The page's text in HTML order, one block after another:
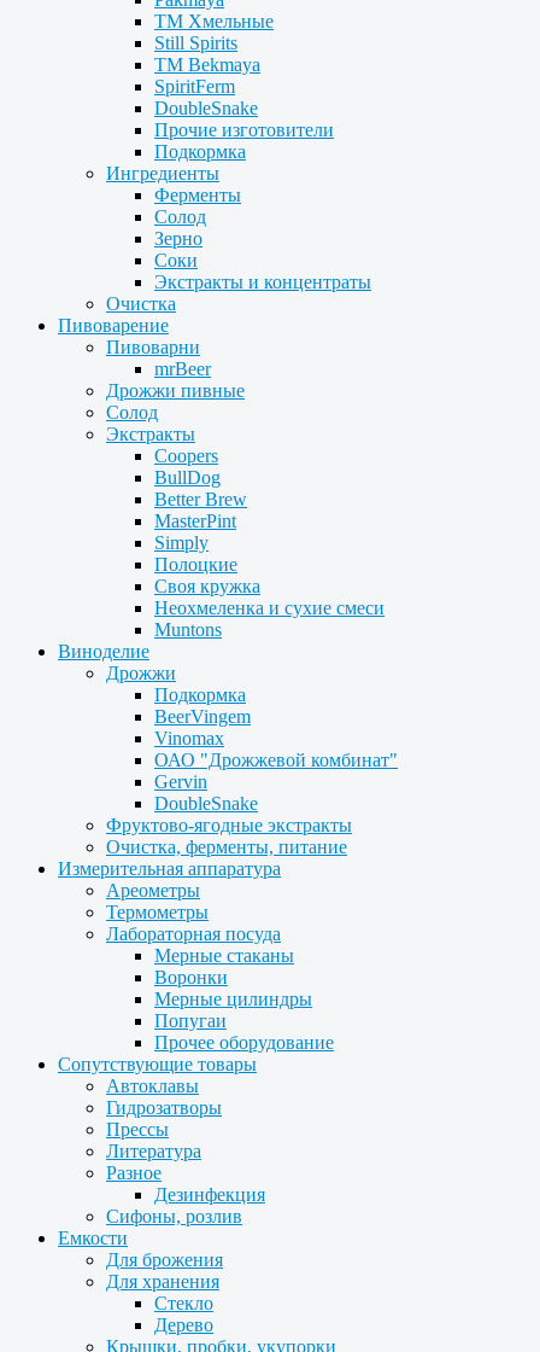
ТМ Хмельные
Still Spirits
ТМ Bekmaya
SpiritFerm
DoubleSnake
Прочие изготовители
Подкормка
Ингредиенты
Ферменты
Солод
Зерно
Соки
Экстракты и концентраты
Очистка
Пивоварение
Пивоварни
mrBeer
Дрожжи пивные
Солод
Экстракты
Coopers
BullDog
Better Brew
MasterPint
Simply
Полоцкие
Своя кружка
Неохмеленка и сухие смеси
Muntons
Виноделие
Дрожжи
Подкормка
BeerVingem
Vinomax
ОАО "Дрожжевой комбинат"
Gervin
DoubleSnake
Фруктово-ягодные экстракты
Очистка, ферменты, питание
Измерительная аппаратура
Ареометры
Термометры
Лабораторная посуда
Мерные стаканы
Воронки
Мерные цилиндры
Попугаи
Прочее оборудование
Сопутствующие товары
Автоклавы
Гидрозатворы
Прессы
Литература
Разное
Дезинфекция
Сифоны, розлив
Емкости
Для брожения
Для хранения
Стекло
Дерево
Крышки, пробки, укупорки